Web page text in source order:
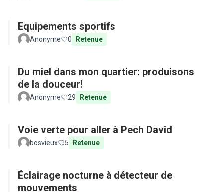
Equipements sportifs
Anonyme 0 Retenue
Du miel dans mon quartier: produisons
de la douceur!
Anonyme 29 Retenue
Voie verte pour aller à Pech David
bosvieux 5 Retenue
Éclairage nocturne à détecteur de
mouvements